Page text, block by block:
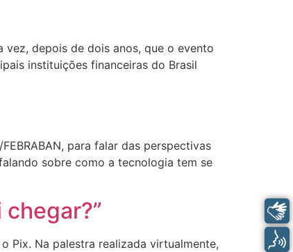
vez, depois de dois anos, que o evento
instituições financeiras do Brasil
para falar das perspectivas
sobre como a tecnologia tem se
Pix. Na palestra realizada virtualmente,